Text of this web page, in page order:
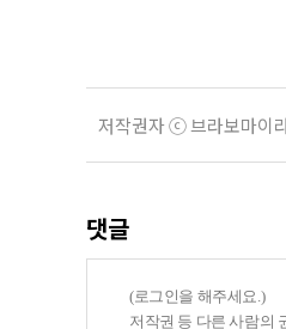
저작권자 ⓒ 브라보마이
댓글